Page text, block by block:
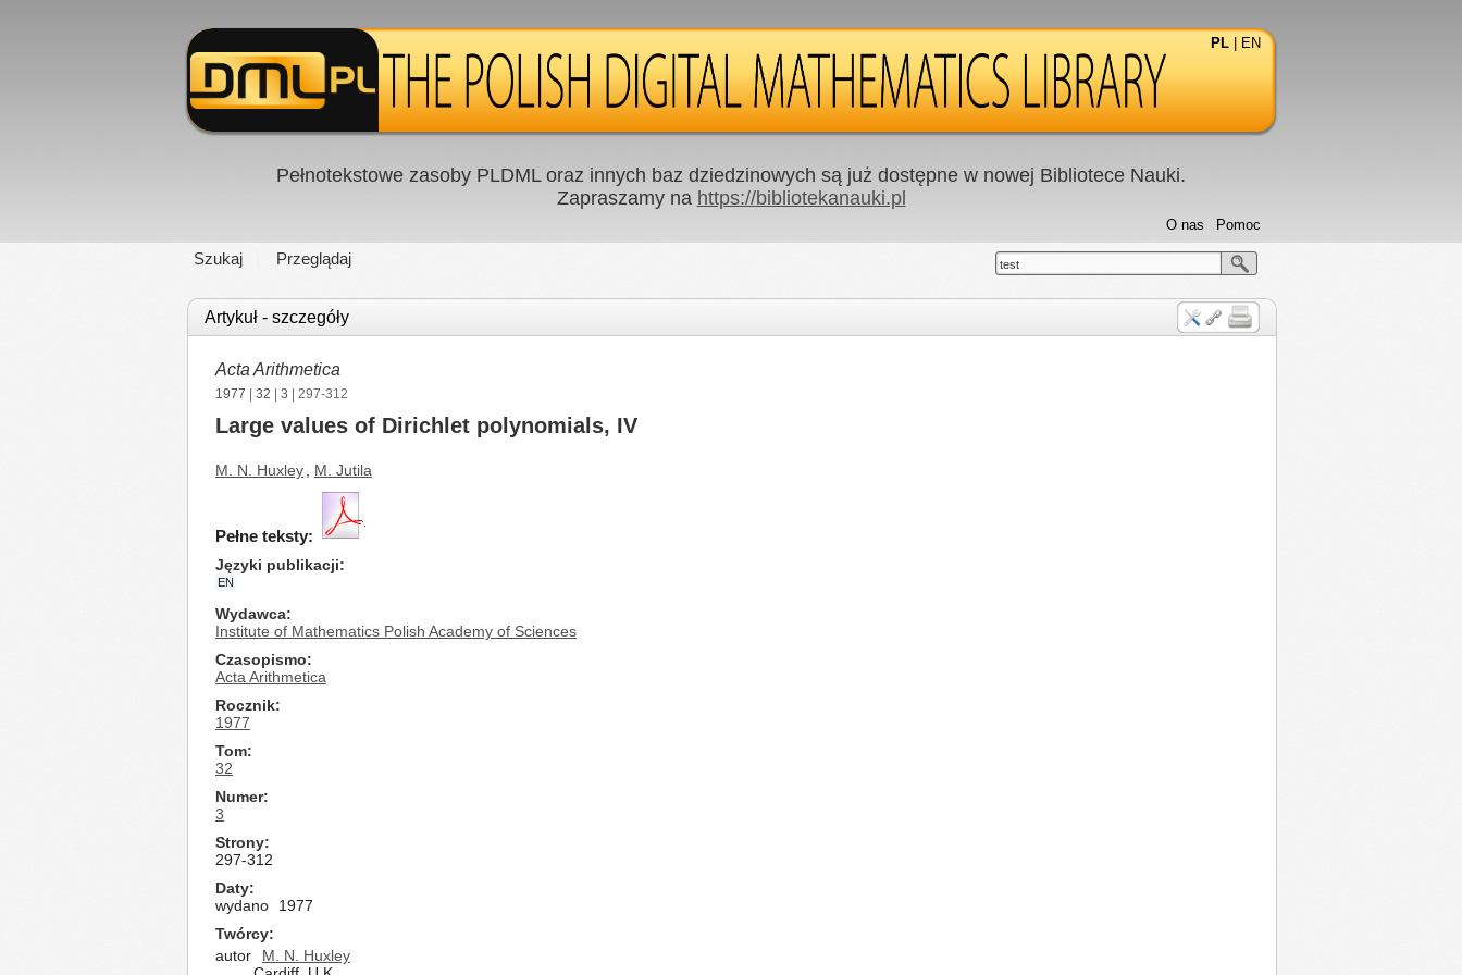
PL EN
Pełnotekstowe zasoby PLDML oraz innych baz dziedzinowych są już dostępne w nowej Bibliotece Nauki.
Zapraszamy na https://bibliotekanauki.pl
Szukaj Przeglądaj
Pomoc
O nas
test
Artykuł - szczegóły
Acta Arithmetica
1977 32 3 | 297-312
Large values of Dirichlet polynomials, IV
M. N. Huxley M. Jutila
Pełne teksty:
Języki publikacji
EN
Wydawca
Institute of Mathematics Polish Academy of Sciences
Czasopismo
Acta Arithmetica
Rocznik
1977
Tom
32
Numer
3
Strony
297-312
Daty
wydano
1977
Twórcy
autor
M. N. Huxley